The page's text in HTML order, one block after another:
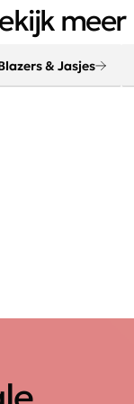
meer
& Jasjes